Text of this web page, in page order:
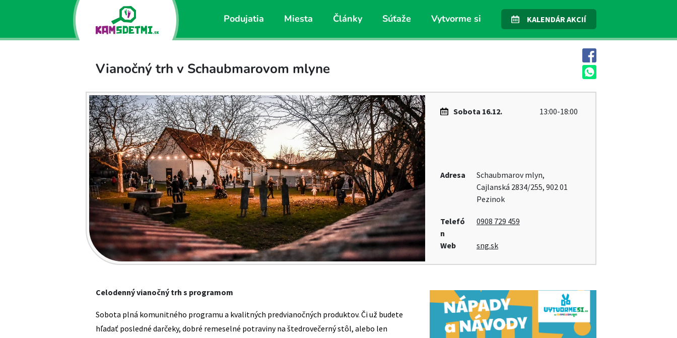
Podujatia Miesta Články Súťaže Vytvorme si KALENDÁR AKCIÍ
Vianočný trh v Schaubmarovom mlyne
Sobota 16.12. 13:00-18:00
Adresa
Schaubmarov mlyn,
Cajlanská 2834/255, 902 01
Pezinok
Telefó
n
0908 729 459
Web sng.sk
Celodenný vianočný trh s programom
Sobota plná komunitného programu a kvalitných predvianočných produktov. Či už budete
hľadať posledné darčeky, dobré remeselné potraviny na štedrovečerný stôl, alebo len